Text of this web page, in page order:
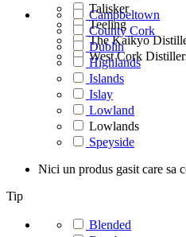
Talisker
Teeling
The Kaikyo
West Cork
Campbeltown
County Cork
Dublin
Highlands
Islands
Islay
Lowland
Lowlands
Speyside
Nici un produs gasit care sa
Tip
Blended